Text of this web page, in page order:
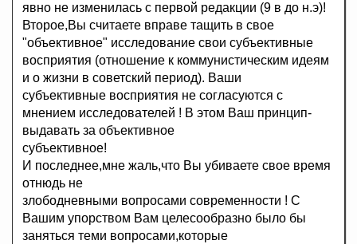
явно не изменилась с первой редакции (9 в до н.э)!
Второе,Вы считаете вправе тащить в свое
"объективное" исследование свои субъективные
восприятия (отношение к коммунистическим идеям
и о жизни в советский период). Ваши
субъективные восприятия не согласуются с
мнением исследователей ! В этом Ваш принцип-
выдавать за объективное
субъективное!
И последнее,мне жаль,что Вы убиваете свое время
отнюдь не
злободневными вопросами современности ! С
Вашим упорством Вам целесообразно было бы
заняться теми вопросами,которые